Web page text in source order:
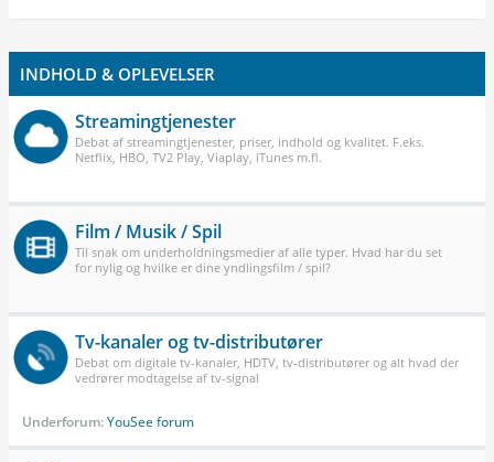
INDHOLD & OPLEVELSER
Streamingtjenester
Debat af streamingtjenester, priser, indhold og kvalitet. F.eks.
Netflix, HBO, TV2 Play, Viaplay, iTunes m.fl.
Film / Musik / Spil
Til snak om underholdningsmedier af alle typer. Hvad har du set
for nylig og hvilke er dine yndlingsfilm / spil?
Tv-kanaler og tv-distributører
Debat om digitale tv-kanaler, HDTV, tv-distributører og alt hvad der
vedrører modtagelse af tv-signal
Underforum:YouSee forum